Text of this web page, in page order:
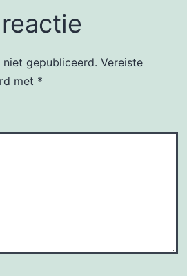
gepubliceerd. Vereiste
met *